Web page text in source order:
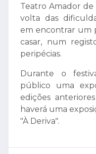
Teatro Amador
volta das
em encontrar um
casar, num
peripécias.
Durante o
público uma
edições
haverá uma
"À Deriva".